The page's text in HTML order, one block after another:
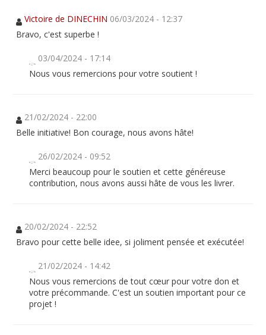
Victoire de DINECHIN 06/03/2024 - 12:37
Bravo, c'est superbe !
03/04/2024 - 17:14
Nous vous remercions pour votre soutient !
21/02/2024 - 22:00
Belle initiative! Bon courage, nous avons hâte!
26/02/2024 - 09:52
Merci beaucoup pour le soutien et cette généreuse
contribution, nous avons aussi hâte de vous les livrer.
20/02/2024 - 22:52
Bravo pour cette belle idee, si joliment pensée et exécutée!
21/02/2024 - 14:42
Nous vous remercions de tout cœur pour votre don et
votre précommande. C'est un soutien important pour ce
projet !